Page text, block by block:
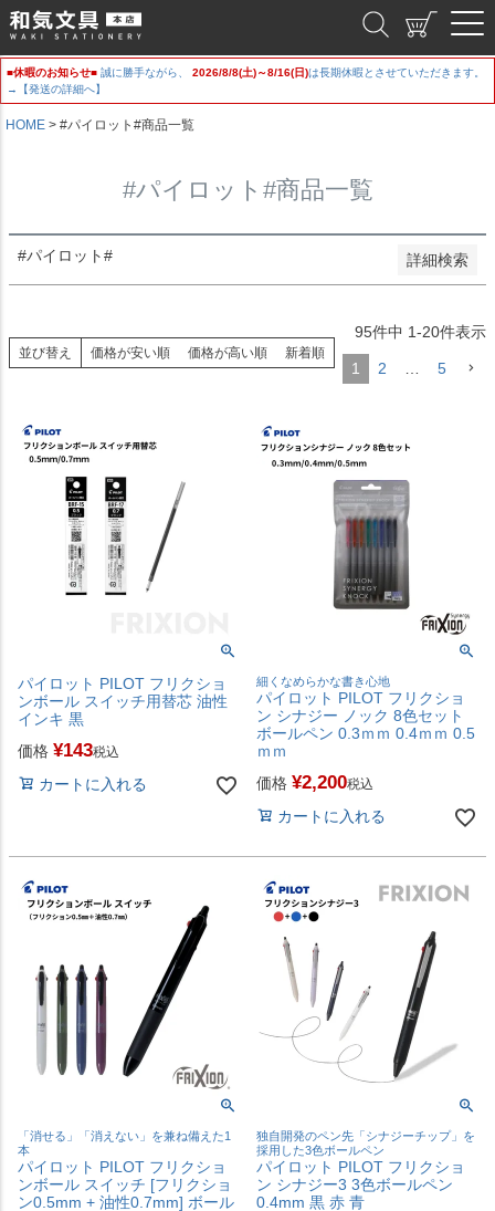
■休暇のお知らせ■ 誠に勝手ながら、 2026/8/8(土)～8/16(日)は長期休暇とさせていただきます。
→【発送の詳細へ】
HOME #パイロット#商品一覧
#パイロット#商品一覧
#パイロット# 詳細検索
登録順
価格が安い順
価格が高い順
優先度順
レビュー順
検索
並び替え 価格が安い順 価格が高い順 新着順
95件中 1-20件表示
1 2 … 5
パイロット PILOT フリクショ
ンボール スイッチ用替芯 油性
インキ 黒
価格 ¥143税込
カートに入れる
細くなめらかな書き心地
パイロット PILOT フリクショ
ン シナジー ノック 8色セット
ボールペン 0.3ｍｍ 0.4ｍｍ 0.5
ｍｍ
価格 ¥2,200税込
カートに入れる
「消せる」「消えない」を兼ね備えた1
本
パイロット PILOT フリクショ
ンボール スイッチ [フリクショ
ン0.5mm + 油性0.7mm] ボール
独自開発のペン先「シナジーチップ」を
採用した3色ボールペン
パイロット PILOT フリクショ
ン シナジー3 3色ボールペン
0.4mm 黒 赤 青